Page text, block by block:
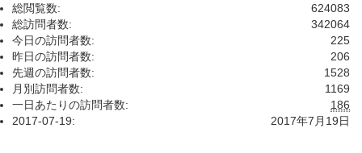
624083
総閲覧数:
342064
総訪問者数:
225
今日の訪問者数:
206
昨日の訪問者数:
1528
先週の訪問者数:
1169
月別訪問者数:
186
一日あたりの訪問者数:
2017年7月19日
2017-07-19: